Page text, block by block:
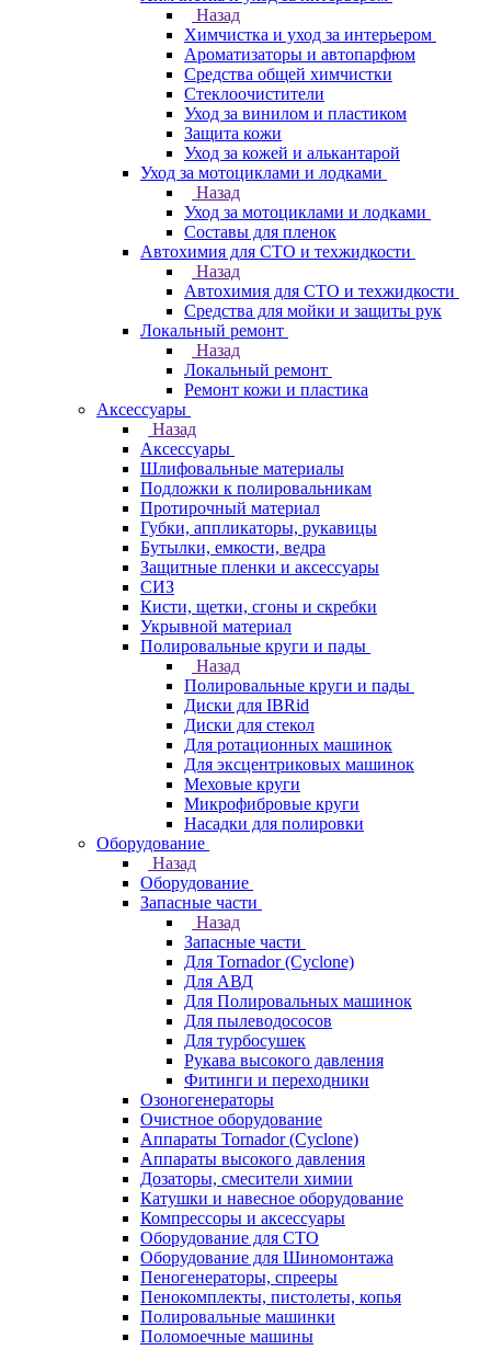
Назад
Химчистка и уход за интерьером
Ароматизаторы и автопарфюм
Средства общей химчистки
Стеклоочистители
Уход за винилом и пластиком
Защита кожи
Уход за кожей и алькантарой
Уход за мотоциклами и лодками
Назад
Уход за мотоциклами и лодками
Составы для пленок
Автохимия для СТО и техжидкости
Назад
Автохимия для СТО и техжидкости
Средства для мойки и защиты рук
Локальный ремонт
Назад
Локальный ремонт
Ремонт кожи и пластика
Аксессуары
Назад
Аксессуары
Шлифовальные материалы
Подложки к полировальникам
Протирочный материал
Губки, аппликаторы, рукавицы
Бутылки, емкости, ведра
Защитные пленки и аксессуары
СИЗ
Кисти, щетки, сгоны и скребки
Укрывной материал
Полировальные круги и пады
Назад
Полировальные круги и пады
Диски для IBRid
Диски для стекол
Для ротационных машинок
Для эксцентриковых машинок
Меховые круги
Микрофибровые круги
Насадки для полировки
Оборудование
Назад
Оборудование
Запасные части
Назад
Запасные части
Для Tornador (Cyclone)
Для АВД
Для Полировальных машинок
Для пылеводососов
Для турбосушек
Рукава высокого давления
Фитинги и переходники
Озоногенераторы
Очистное оборудование
Аппараты Tornador (Cyclone)
Аппараты высокого давления
Дозаторы, смесители химии
Катушки и навесное оборудование
Компрессоры и аксессуары
Оборудование для СТО
Оборудование для Шиномонтажа
Пеногенераторы, спрееры
Пенокомплекты, пистолеты, копья
Полировальные машинки
Поломоечные машины